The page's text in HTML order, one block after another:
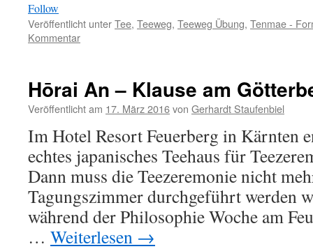
Follow
Veröffentlicht unterTee, Teeweg, Teeweg Übung, Tenmae -
Kommentar
Hōrai An – Klause am
Veröffentlicht am 17. März 2016von Gerhardt Staufenbiel
Im Hotel Resort Feuerberg in Kärnten
echtes japanisches Teehaus für
Dann muss die Teezeremonie nicht
Tagungszimmer durchgeführt werden
während der Philosophie Woche am
… Weiterlesen →